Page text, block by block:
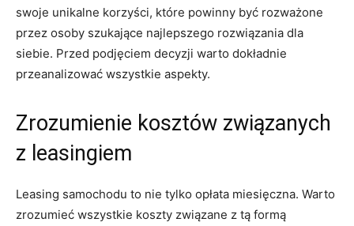
swoje unikalne korzyści, które powinny być rozważone
przez osoby szukające najlepszego rozwiązania dla​
siebie.⁤ Przed⁢ podjęciem decyzji warto dokładnie
przeanalizować wszystkie ‌aspekty.
Zrozumienie⁤ kosztów związanych
z leasingiem
Leasing samochodu to​ nie tylko opłata miesięczna. Warto
zrozumieć ‍wszystkie koszty związane z​ tą formą​